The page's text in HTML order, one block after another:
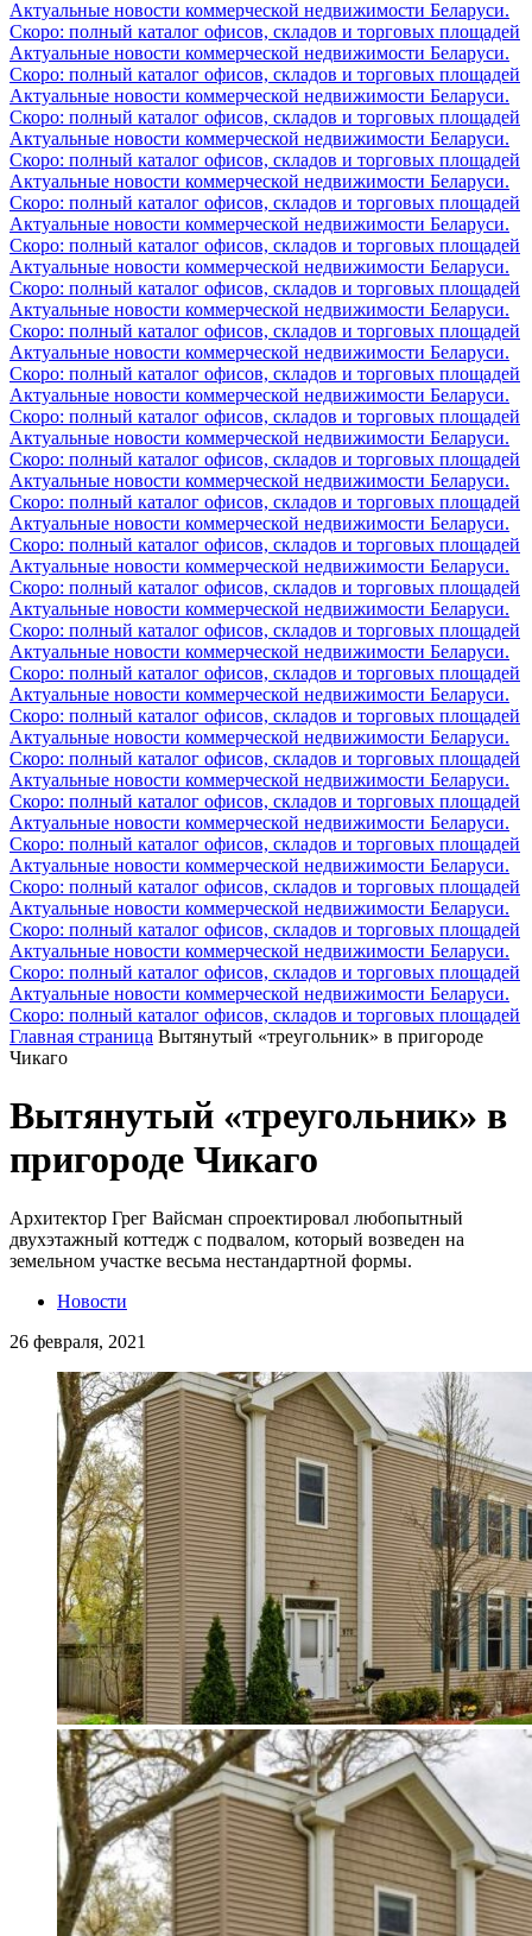
Актуальные новости коммерческой недвижимости Беларуси.
Скоро: полный каталог офисов, складов и торговых площадей
Актуальные новости коммерческой недвижимости Беларуси.
Скоро: полный каталог офисов, складов и торговых площадей
Актуальные новости коммерческой недвижимости Беларуси.
Скоро: полный каталог офисов, складов и торговых площадей
Актуальные новости коммерческой недвижимости Беларуси.
Скоро: полный каталог офисов, складов и торговых площадей
Актуальные новости коммерческой недвижимости Беларуси.
Скоро: полный каталог офисов, складов и торговых площадей
Актуальные новости коммерческой недвижимости Беларуси.
Скоро: полный каталог офисов, складов и торговых площадей
Актуальные новости коммерческой недвижимости Беларуси.
Скоро: полный каталог офисов, складов и торговых площадей
Актуальные новости коммерческой недвижимости Беларуси.
Скоро: полный каталог офисов, складов и торговых площадей
Актуальные новости коммерческой недвижимости Беларуси.
Скоро: полный каталог офисов, складов и торговых площадей
Актуальные новости коммерческой недвижимости Беларуси.
Скоро: полный каталог офисов, складов и торговых площадей
Актуальные новости коммерческой недвижимости Беларуси.
Скоро: полный каталог офисов, складов и торговых площадей
Актуальные новости коммерческой недвижимости Беларуси.
Скоро: полный каталог офисов, складов и торговых площадей
Актуальные новости коммерческой недвижимости Беларуси.
Скоро: полный каталог офисов, складов и торговых площадей
Актуальные новости коммерческой недвижимости Беларуси.
Скоро: полный каталог офисов, складов и торговых площадей
Актуальные новости коммерческой недвижимости Беларуси.
Скоро: полный каталог офисов, складов и торговых площадей
Актуальные новости коммерческой недвижимости Беларуси.
Скоро: полный каталог офисов, складов и торговых площадей
Актуальные новости коммерческой недвижимости Беларуси.
Скоро: полный каталог офисов, складов и торговых площадей
Актуальные новости коммерческой недвижимости Беларуси.
Скоро: полный каталог офисов, складов и торговых площадей
Актуальные новости коммерческой недвижимости Беларуси.
Скоро: полный каталог офисов, складов и торговых площадей
Актуальные новости коммерческой недвижимости Беларуси.
Скоро: полный каталог офисов, складов и торговых площадей
Актуальные новости коммерческой недвижимости Беларуси.
Скоро: полный каталог офисов, складов и торговых площадей
Актуальные новости коммерческой недвижимости Беларуси.
Скоро: полный каталог офисов, складов и торговых площадей
Актуальные новости коммерческой недвижимости Беларуси.
Скоро: полный каталог офисов, складов и торговых площадей
Актуальные новости коммерческой недвижимости Беларуси.
Скоро: полный каталог офисов, складов и торговых площадей
Главная страница Вытянутый «треугольник» в пригороде
Чикаго
Вытянутый «треугольник» в
пригороде Чикаго
Архитектор Грег Вайсман спроектировал любопытный
двухэтажный коттедж с подвалом, который возведен на
земельном участке весьма нестандартной формы.
Новости
26 февраля, 2021